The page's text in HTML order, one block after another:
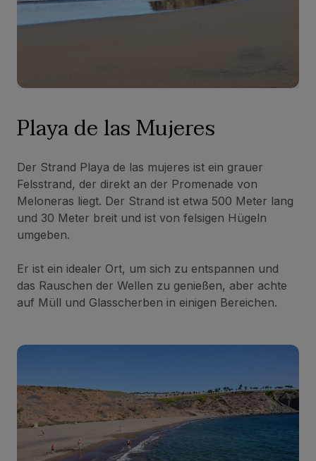
Playa de las Mujeres
Der Strand Playa de las mujeres ist ein grauer
Felsstrand, der direkt an der Promenade von
Meloneras liegt. Der Strand ist etwa 500 Meter lang
und 30 Meter breit und ist von felsigen Hügeln
umgeben.
Er ist ein idealer Ort, um sich zu entspannen und
das Rauschen der Wellen zu genießen, aber achte
auf Müll und Glasscherben in einigen Bereichen.